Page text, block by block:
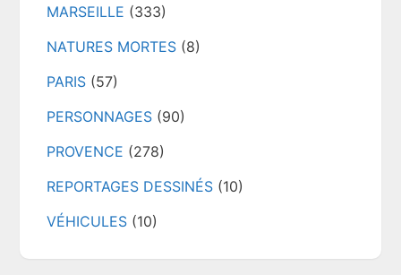
MARSEILLE (333)
NATURES MORTES (8)
PARIS (57)
PERSONNAGES (90)
PROVENCE (278)
REPORTAGES DESSINÉS (10)
VÉHICULES (10)